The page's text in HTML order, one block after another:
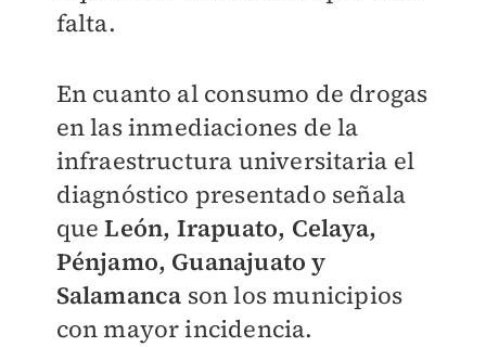
falta.
En cuanto al consumo de drogas
en las inmediaciones de la
infraestructura universitaria el
diagnóstico presentado señala
queLeón, Irapuato, Celaya,
Pénjamo, Guanajuato y
Salamanca son los municipios
con mayor incidencia.